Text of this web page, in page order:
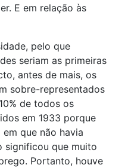
E em relação às
pelo que
seriam as primeiras
antes de mais, os
sobre-representados
de todos os
em 1933 porque
que não havia
significou que muito
Portanto, houve